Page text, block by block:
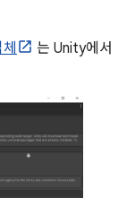
는 Unity에서